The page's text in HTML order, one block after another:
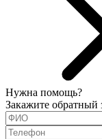
Нужна помощь?
Закажите